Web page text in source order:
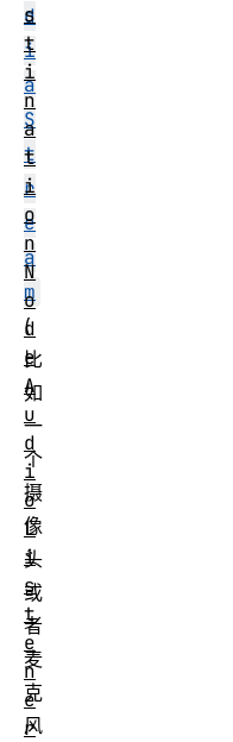
d
i
a
S
t
r
e
a
m
(
比
如
一
个
摄
像
头
或
者
麦
克
风
s
t
i
n
a
t
i
o
n
N
o
d
e
A
u
d
i
o
L
i
s
t
e
n
e
r